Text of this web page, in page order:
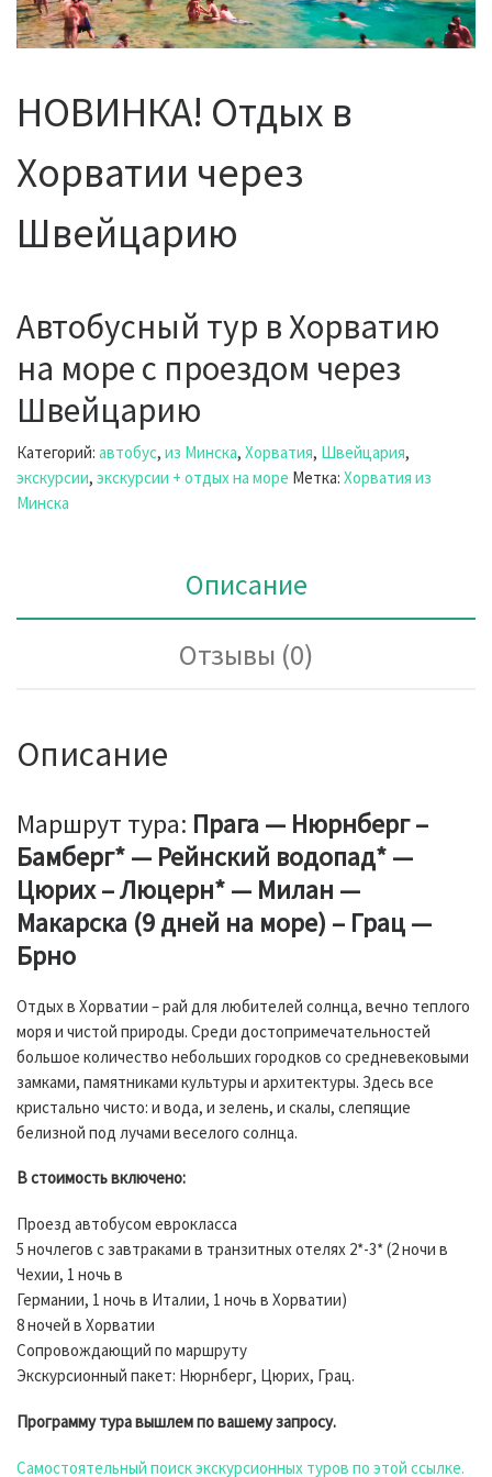
НОВИНКА! Отдых в
Хорватии через
Швейцарию
Автобусный тур в Хорватию
на море с проездом через
Швейцарию
Категорий: автобус, из Минска, Хорватия, Швейцария,
экскурсии, экскурсии + отдых на море Метка: Хорватия из
Минска
Описание
Отзывы (0)
Описание
Маршрут тура: Прага — Нюрнберг –
Бамберг* — Рейнский водопад* —
Цюрих – Люцерн* — Милан —
Макарска (9 дней на море) – Грац —
Брно
Отдых в Хорватии – рай для любителей солнца, вечно теплого
моря и чистой природы. Среди достопримечательностей
большое количество небольших городков со средневековыми
замками, памятниками культуры и архитектуры. Здесь все
кристально чисто: и вода, и зелень, и скалы, слепящие
белизной под лучами веселого солнца.
В стоимость включено:
Проезд автобусом еврокласса
5 ночлегов с завтраками в транзитных отелях 2*-3* (2 ночи в
Чехии, 1 ночь в
Германии, 1 ночь в Италии, 1 ночь в Хорватии)
8 ночей в Хорватии
Сопровождающий по маршруту
Экскурсионный пакет: Нюрнберг, Цюрих, Грац.
Программу тура вышлем по вашему запросу.
Самостоятельный поиск экскурсионных туров по этой ссылке.